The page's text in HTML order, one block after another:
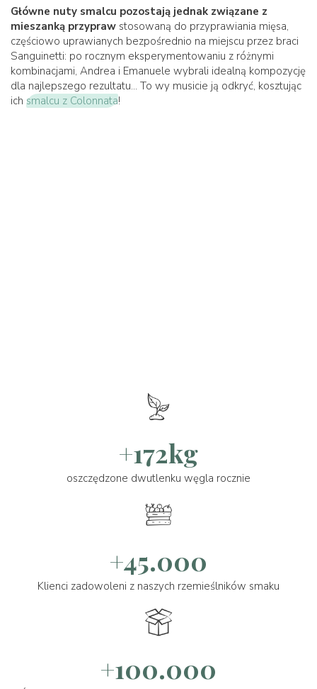
Główne nuty smalcu pozostają jednak związane z
mieszanką przypraw stosowaną do przyprawiania mięsa,
częściowo uprawianych bezpośrednio na miejscu przez braci
Sanguinetti: po rocznym eksperymentowaniu z różnymi
kombinacjami, Andrea i Emanuele wybrali idealną kompozycję
dla najlepszego rezultatu... To wy musicie ją odkryć, kosztując
ich smalcu z Colonnata!
+172kg
oszczędzone dwutlenku węgla rocznie
+45.000
Klienci zadowoleni z naszych rzemieślników smaku
+100.000